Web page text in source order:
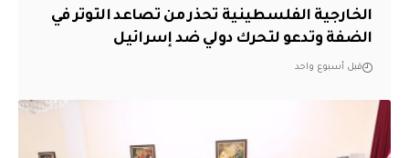
الخارجية الفلسطينية تحذر من تصاعد التوتر في
الضفة وتدعو لتحرك دولي ضد إسرائيل
قبل أسبوع واحد